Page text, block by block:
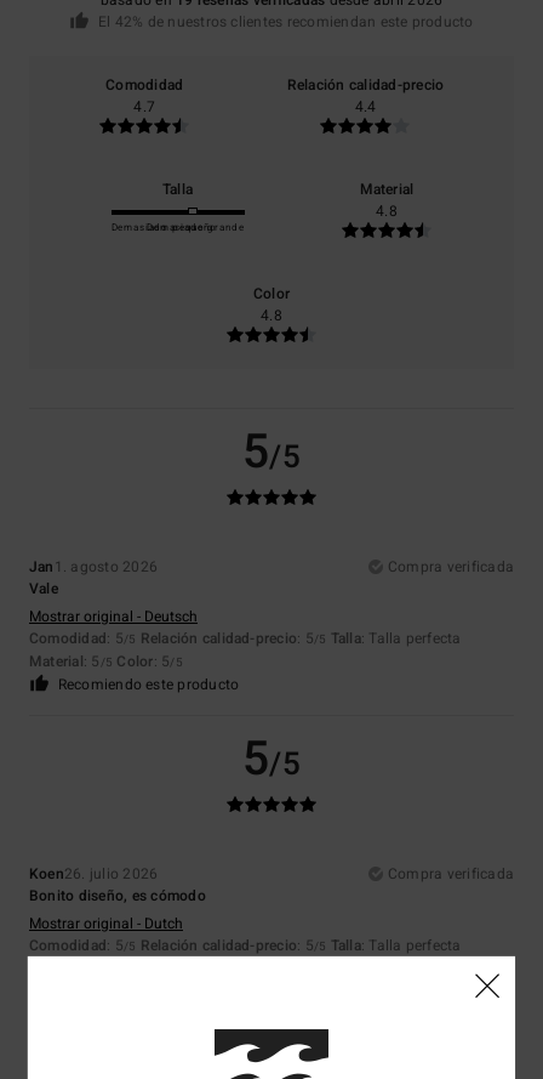
El 42% de nuestros clientes recomiendan este producto
Comodidad
4.7
Relación calidad-precio
4.4
Talla
Demasiado pequeño
Demasiado grande
Material
4.8
Color
4.8
5/5
Jan 1. agosto 2026
Compra verificada
Vale
Mostrar original - Deutsch
Comodidad: 5/5 Relación calidad-precio: 5/5 Talla: Talla perfecta
Material: 5 /5 Color: 5/5
Recomiendo este producto
5/5
Koen26. julio 2026
Compra verificada
Bonito diseño, es cómodo
Mostrar original - Dutch
Comodidad: 5/5 Relación calidad-precio: 5/5 Talla: Talla perfecta
5/5